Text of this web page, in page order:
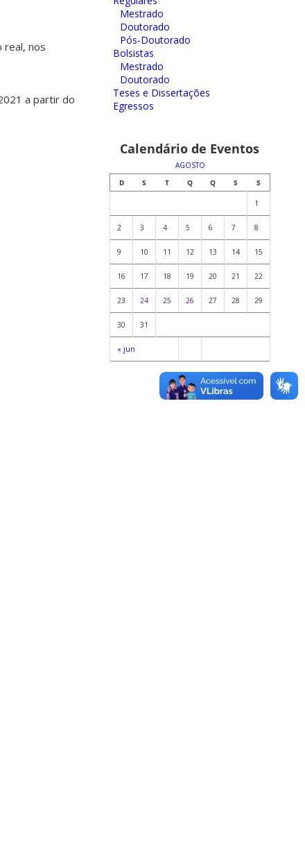
real, nos
a partir do
Mestrado
Doutorado
Pós-Doutorado
Bolsistas
Mestrado
Doutorado
Teses e Dissertações
Egressos
Calendário de Eventos
AGOSTO
D
S T Q Q S S
« jun
1
2 3 4 5 6 7 8
9 10 11 12 13 14 15
16 17 18 19 20 21 22
23 24 25 26 27 28 29
30 31